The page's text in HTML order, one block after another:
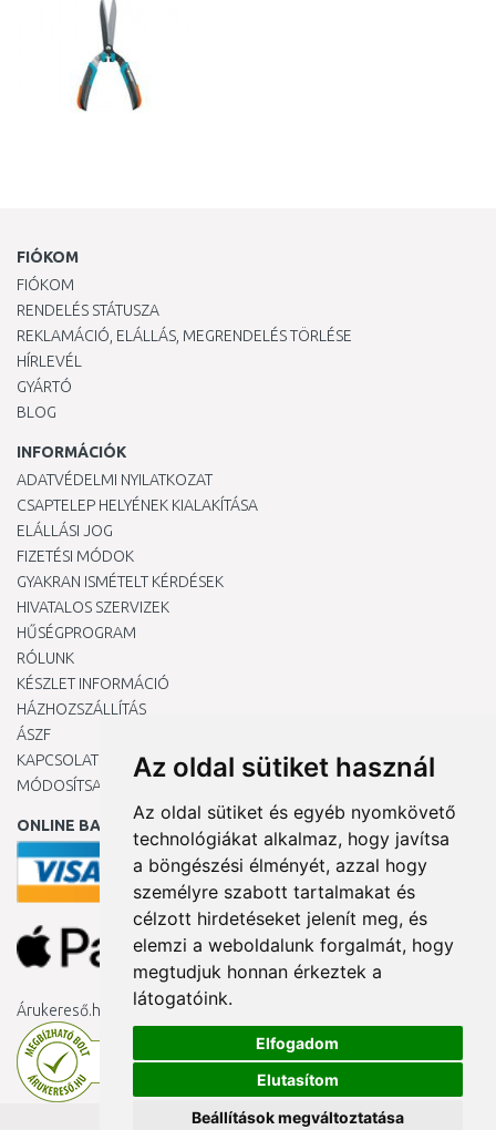
Az oldal sütiket használ
Az oldal sütiket és egyéb nyomkövető
technológiákat alkalmaz, hogy javítsa
a böngészési élményét, azzal hogy
személyre szabott tartalmakat és
célzott hirdetéseket jelenít meg, és
elemzi a weboldalunk forgalmát, hogy
megtudjuk honnan érkeztek a
látogatóink.
Elfogadom
Elutasítom
Beállítások megváltoztatása
FIÓKOM
FIÓKOM
RENDELÉS STÁTUSZA
REKLAMÁCIÓ, ELÁLLÁS, MEGRENDELÉS TÖRLÉSE
HÍRLEVÉL
GYÁRTÓ
BLOG
INFORMÁCIÓK
ADATVÉDELMI NYILATKOZAT
CSAPTELEP HELYÉNEK KIALAKÍTÁSA
ELÁLLÁSI JOG
FIZETÉSI MÓDOK
GYAKRAN ISMÉTELT KÉRDÉSEK
HIVATALOS SZERVIZEK
HŰSÉGPROGRAM
RÓLUNK
KÉSZLET INFORMÁCIÓ
HÁZHOZSZÁLLÍTÁS
ÁSZF
KAPCSOLAT
MÓDOSÍTSA A COOKIE-BEÁLLÍTÁSAIMAT
ONLINE BANKKÁRTYÁVAL
Árukereső.hu